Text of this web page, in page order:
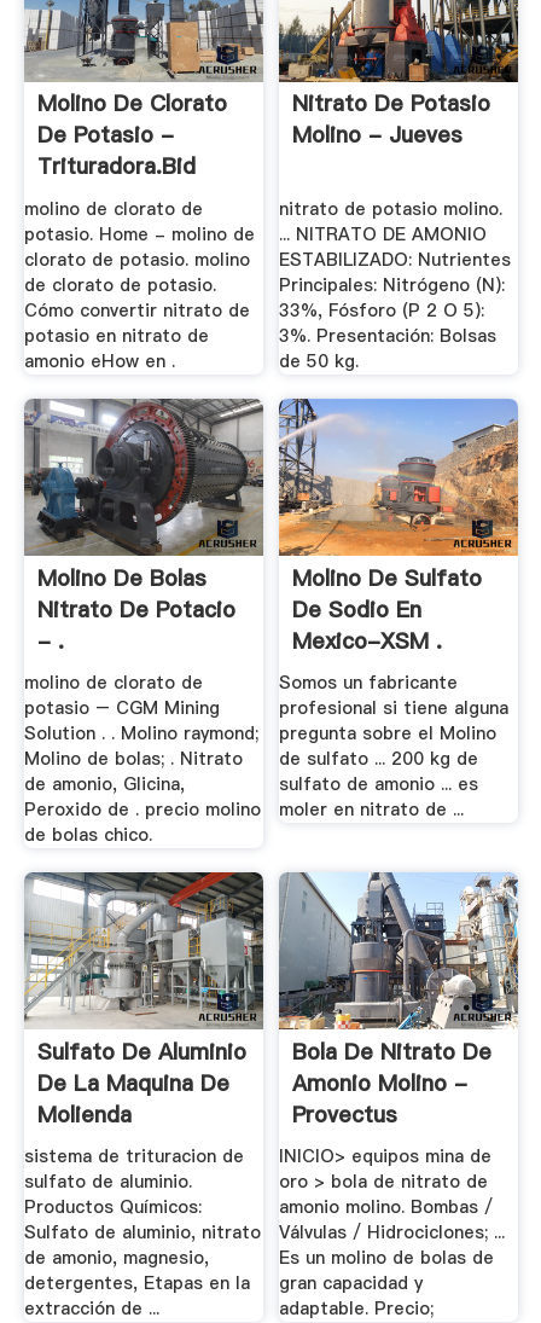
Molino De Clorato
De Potasio -
Trituradora.bid
molino de clorato de
potasio. Home - molino de
clorato de potasio. molino
de clorato de potasio.
Cómo convertir nitrato de
potasio en nitrato de
amonio eHow en .
Nitrato De Potasio
Molino - Jueves
nitrato de potasio molino.
... NITRATO DE AMONIO
ESTABILIZADO: Nutrientes
Principales: Nitrógeno (N):
33%, Fósforo (P 2 O 5):
3%. Presentación: Bolsas
de 50 kg.
Molino De Bolas
Nitrato De Potacio
- .
molino de clorato de
potasio – CGM Mining
Solution . . Molino raymond;
Molino de bolas; . Nitrato
de amonio, Glicina,
Peroxido de . precio molino
de bolas chico.
Molino De Sulfato
De Sodio En
Mexico-XSM .
Somos un fabricante
profesional si tiene alguna
pregunta sobre el Molino
de sulfato ... 200 kg de
sulfato de amonio ... es
moler en nitrato de ...
Sulfato De Aluminio
De La Maquina De
Molienda
sistema de trituracion de
sulfato de aluminio.
Productos Químicos:
Sulfato de aluminio, nitrato
de amonio, magnesio,
detergentes, Etapas en la
extracción de ...
Bola De Nitrato De
Amonio Molino -
Provectus
INICIO> equipos mina de
oro > bola de nitrato de
amonio molino. Bombas /
Válvulas / Hidrociclones; ...
Es un molino de bolas de
gran capacidad y
adaptable. Precio;